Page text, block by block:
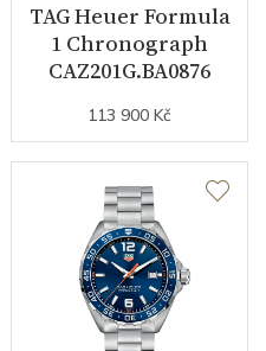
TAG Heuer Formula
1 Chronograph
CAZ201G.BA0876
113 900 Kč